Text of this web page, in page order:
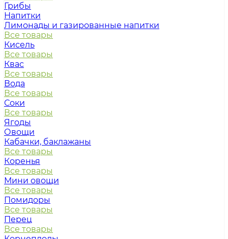
Грибы
Напитки
Лимонады и газированные напитки
Все товары
Кисель
Все товары
Квас
Все товары
Вода
Все товары
Соки
Все товары
Ягоды
Овощи
Кабачки, баклажаны
Все товары
Коренья
Все товары
Мини овощи
Все товары
Помидоры
Все товары
Перец
Все товары